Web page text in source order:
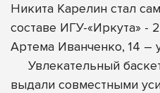
Никита Карелин стал
составе ИГУ-«Иркута» -
Артема Иванченко, 14 –
Увлекательный
выдали совместными